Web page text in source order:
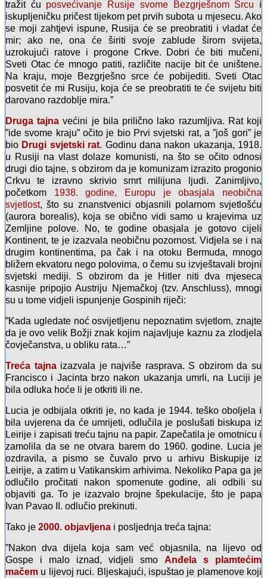
tražit ću posvećivanje Rusije svome Bezgrješnom Srcu i
iskupljeničku pričest tijekom pet prvih subota u mjesecu. Ako
se moji zahtjevi ispune, Rusija će se preobratiti i vladat će
mir; ako ne, ona će širiti svoje zablude širom svijeta,
uzrokujući ratove i progone Crkve. Dobri će biti mučeni,
Sveti Otac će mnogo patiti, različite nacije bit će uništene.
Na kraju, moje Bezgrješno srce će pobijediti. Sveti Otac
posvetit će mi Rusiju, koja će se preobratiti te će svijetu biti
darovano razdoblje mira.”
Druga tajna većini je bila prilično lako razumljiva. Rat koji
”ide svome kraju” očito je bio Prvi svjetski rat, a ”još gori” je
bio Drugi svjetski rat. Godinu dana nakon ukazanja, 1918.
u Rusiji na vlast dolaze komunisti, na što se očito odnosi
drugi dio tajne, s obzirom da je komunizam izrazito progonio
Crkvu te izravno skrivio smrt milijuna ljudi. Zanimljivo,
početkom 1938. godine, Europu je obasjala neobična
svjetlost, što su znanstvenici objasnili polarnom svjetlošću
(aurora borealis), koja se obično vidi samo u krajevima uz
Zemljine polove. No, te godine obasjala je gotovo cijeli
Kontinent, te je izazvala neobičnu pozornost. Vidjela se i na
drugim kontinentima, pa čak i na otoku Bermuda, mnogo
bližem ekvatoru nego polovima, o čemu su izvještavali brojni
svjetski mediji. S obzirom da je Hitler niti dva mjeseca
kasnije pripojio Austriju Njemačkoj (tzv. Anschluss), mnogi
su u tome vidjeli ispunjenje Gospinih riječi:
”Kada ugledate noć osvijetljenu nepoznatim svjetlom, znajte
da je ovo velik Božji znak kojim najavljuje kaznu za zlodjela
čovječanstva, u obliku rata…”
Treća tajnaizazvala je najviše rasprava. S obzirom da su
Francisco i Jacinta brzo nakon ukazanja umrli, na Luciji je
bila odluka hoće li je otkriti ili ne.
Lucia je odbijala otkriti je, no kada je 1944. teško oboljela i
bila uvjerena da će umrijeti, odlučila je poslušati biskupa iz
Leirije i zapisati treću tajnu na papir. Zapečatila je omotnicu i
zamolila da se ne otvara barem do 1960. godine. Lucia je
ozdravila, a pismo se čuvalo prvo u arhivu Biskupije iz
Leirije, a zatim u Vatikanskim arhivima. Nekoliko Papa ga je
odlučilo pročitati nakon spomenute godine, ali odbili su
objaviti ga. To je izazvalo brojne špekulacije, što je papa
Ivan Pavao II. odlučio prekinuti.
Tako je 2000. objavljena i posljednja treća tajna:
”Nakon dva dijela koja sam već objasnila, na lijevo od
Gospe i malo iznad, vidjeli smo Anđela s plamtećim
mačem u lijevoj ruci. Bljeskajući, ispuštao je plamenove koji